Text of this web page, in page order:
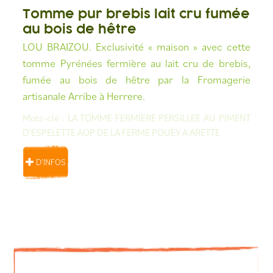
Tomme pur brebis lait cru fumée
au bois de hêtre
LOU BRAIZOU. Exclusivité « maison » avec cette
tomme Pyrénées fermière au lait cru de brebis,
fumée au bois de hêtre par la Fromagerie
artisanale Arribe à Herrere.
Mots-clé : LA TOMME FERMIERE PERSILLEE AU PIMENT
D'ESPELETTE AOP DE LA FERME POUEY A ARETTE
D’INFOS